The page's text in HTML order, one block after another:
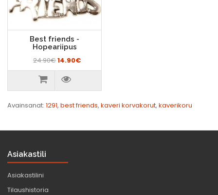
Best friends -
Hopeariipus
24.90€14.90€
Avainsanat: 1291, best friends, kaveri korvakorut, kaverikoru
Asiakastili
Asiakastilini
Tilaushistoria